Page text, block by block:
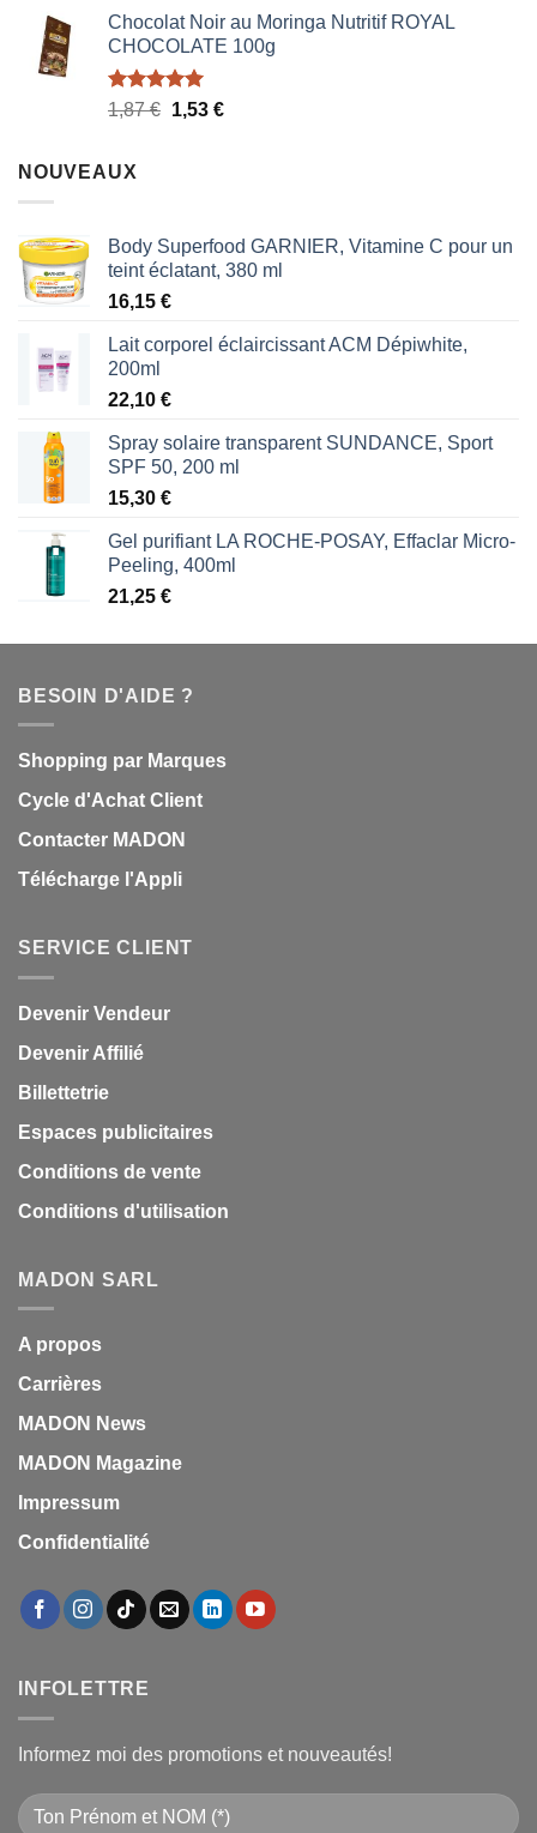
Chocolat Noir au Moringa Nutritif ROYAL
CHOCOLATE 100g
Note5.00
1,87€ Le
1,53 €Le
NOUVEAUX
Body Superfood GARNIER, Vitamine C pour un
teint éclatant, 380 ml
16,15 €
Lait corporel éclaircissant ACM Dépiwhite,
200ml
22,10 €
Spray solaire transparent SUNDANCE, Sport
SPF 50, 200 ml
15,30 €
Gel purifiant LA ROCHE-POSAY, Effaclar Micro-
Peeling, 400ml
21,25 €
BESOIN D'AIDE ?
Shopping par Marques
Cycle d'Achat Client
Contacter MADON
Télécharge l'Appli
SERVICE CLIENT
Devenir Vendeur
Devenir Affilié
Billettetrie
Espaces publicitaires
Conditions de vente
Conditions d'utilisation
MADON SARL
A propos
Carrières
MADON News
MADON Magazine
Impressum
Confidentialité
INFOLETTRE
Informez moi des promotions et nouveautés!